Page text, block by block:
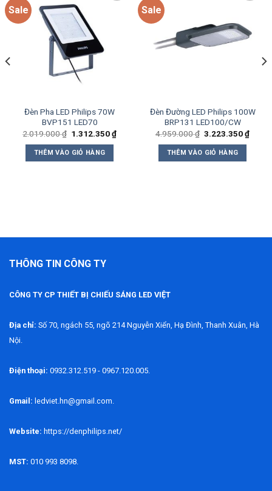
Sale
wishlist
Đèn Pha LED Philips 70W
BVP151 LED70
2.019.000₫ Giá
là:
2.019.000 ₫.
1.312.350₫Giá
1.312.350 ₫.
THÊM VÀO GIỎ HÀNG
Sale
Add to
wishlist
Đèn Đường LED Philips 100W
BRP131 LED100/CW
4.959.000₫ Giá
là:
4.959.000 ₫.
3.223.350₫Giá
THÊM VÀO GIỎ HÀNG
THÔNG TIN CÔNG TY
CÔNG TY CP THIẾT BỊ CHIẾU SÁNG LED VIỆT
Địa chỉ: Số 70, ngách 55, ngõ 214 Nguyễn Xiển, Hạ Đình, Thanh Xuân, Hà
Nội.
Điện thoại: 0932.312.519 - 0967.120.005.
Gmail: ledviet.hn@gmail.com.
Website: https://denphilips.net/
MST: 010 993 8098.